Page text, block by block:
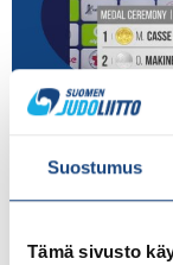
Suostumus
Tämä sivusto
Portugalin
ensimmäisen IJF-
vakuuttavasti